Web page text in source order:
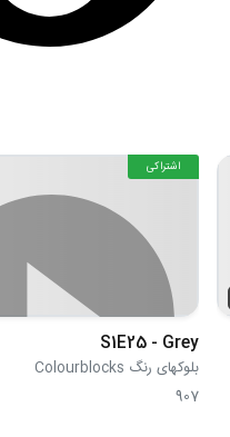
اشتراکی
S1E25 - Grey
بلوکهای رنگ Colourblocks
907